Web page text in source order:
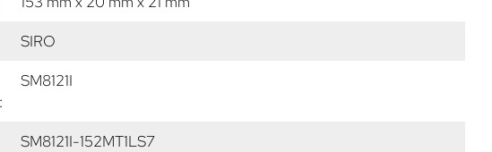
SIRO
SM8121I
SM8121I-152MT1LS7